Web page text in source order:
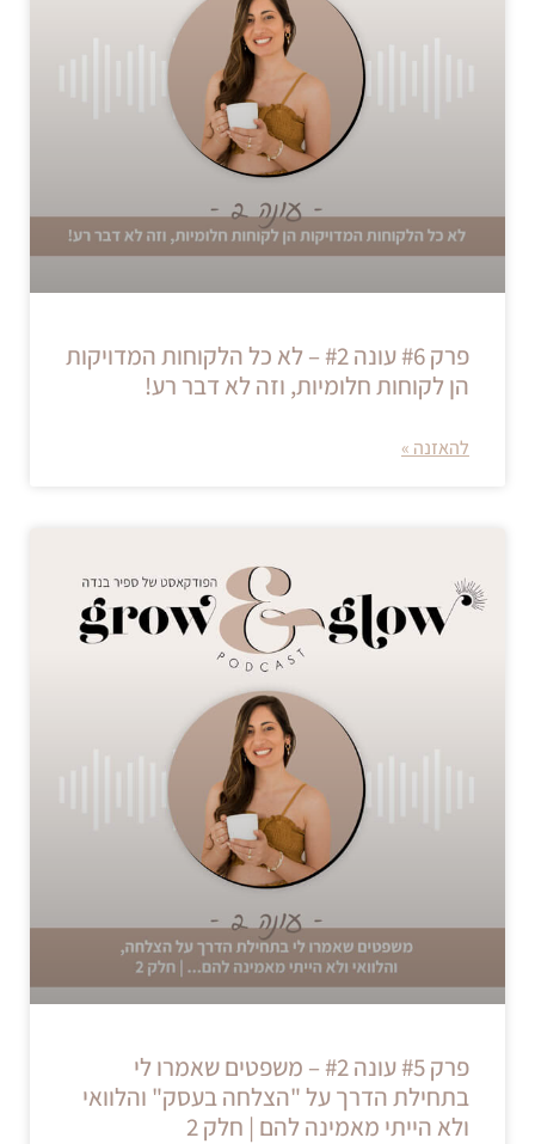
פרק #6 עונה #2 – לא כל הלקוחות המדויקות
הן לקוחות חלומיות, וזה לא דבר רע!
להאזנה »
פרק #5 עונה #2 – משפטים שאמרו לי
בתחילת הדרך על "הצלחה בעסק" והלוואי
ולא הייתי מאמינה להם | חלק 2